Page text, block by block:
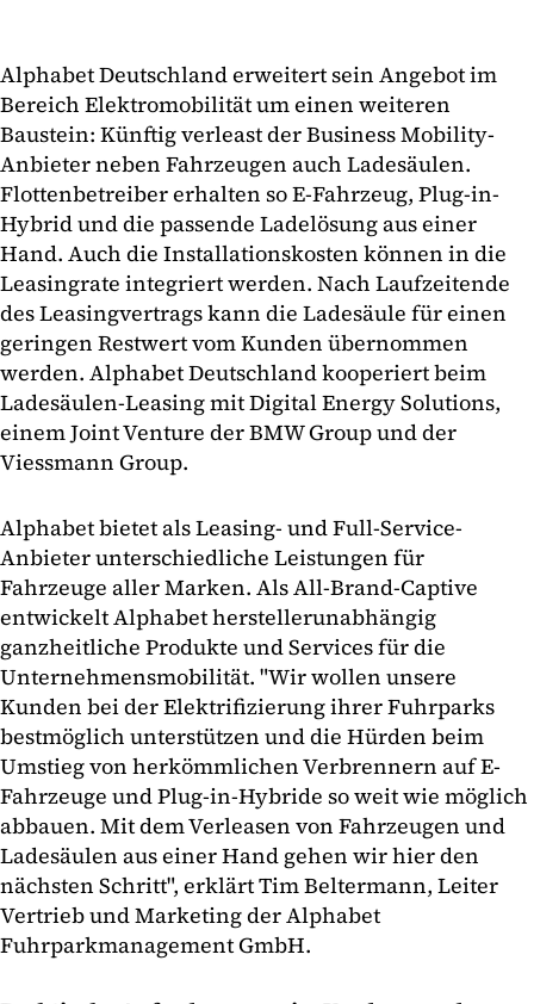
Alphabet Deutschland erweitert sein Angebot im
Bereich Elektromobilität um einen weiteren
Baustein: Künftig verleast der Business Mobility-
Anbieter neben Fahrzeugen auch Ladesäulen.
Flottenbetreiber erhalten so E-Fahrzeug, Plug-in-
Hybrid und die passende Ladelösung aus einer
Hand. Auch die Installationskosten können in die
Leasingrate integriert werden. Nach Laufzeitende
des Leasingvertrags kann die Ladesäule für einen
geringen Restwert vom Kunden übernommen
werden. Alphabet Deutschland kooperiert beim
Ladesäulen-Leasing mit Digital Energy Solutions,
einem Joint Venture der BMW Group und der
Viessmann Group.
Alphabet bietet als Leasing- und Full-Service-
Anbieter unterschiedliche Leistungen für
Fahrzeuge aller Marken. Als All-Brand-Captive
entwickelt Alphabet herstellerunabhängig
ganzheitliche Produkte und Services für die
Unternehmensmobilität. "Wir wollen unsere
Kunden bei der Elektrifizierung ihrer Fuhrparks
bestmöglich unterstützen und die Hürden beim
Umstieg von herkömmlichen Verbrennern auf E-
Fahrzeuge und Plug-in-Hybride so weit wie möglich
abbauen. Mit dem Verleasen von Fahrzeugen und
Ladesäulen aus einer Hand gehen wir hier den
nächsten Schritt", erklärt Tim Beltermann, Leiter
Vertrieb und Marketing der Alphabet
Fuhrparkmanagement GmbH.